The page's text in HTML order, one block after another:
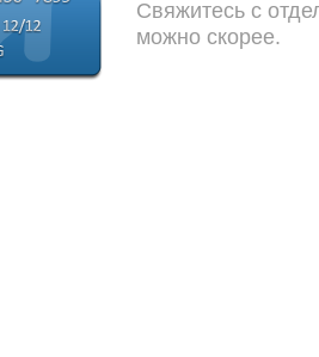
Свяжитесь с
можно скорее.